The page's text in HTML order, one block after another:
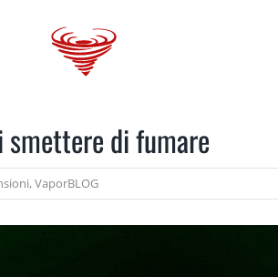
smettere di fumare
,VaporBLOG